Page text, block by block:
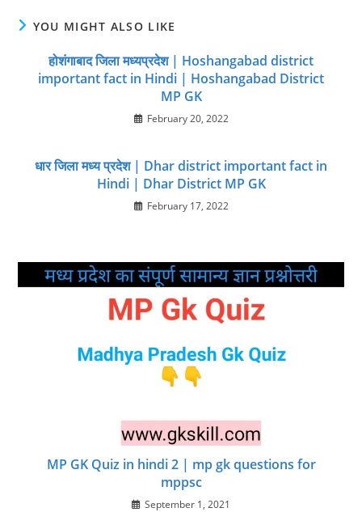
YOU MIGHT ALSO LIKE
होशंगाबाद जिला मध्‍यप्रदेश | Hoshangabad district
important fact in Hindi | Hoshangabad District
MP GK
February 20, 2022
धार जिला मध्य प्रदेश | Dhar district important fact in
Hindi | Dhar District MP GK
February 17, 2022
MP GK Quiz in hindi 2 | mp gk questions for
mppsc
September 1, 2021